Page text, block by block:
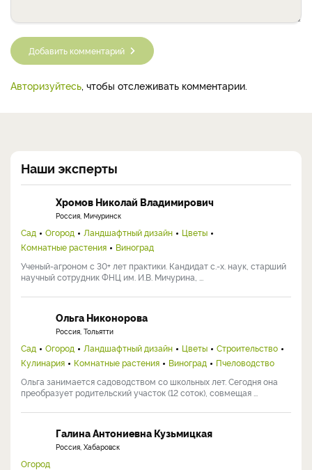
Добавить комментарий
Авторизуйтесь, чтобы отслеживать комментарии.
Наши эксперты
Хромов Николай Владимирович
Россия, Мичуринск
Сад Огород Ландшафтный дизайн
Цветы
Комнатные растения
Виноград
Ученый-агроном с 30+ лет практики. Кандидат с.-х. наук, старший
научный сотрудник ФНЦ им. И.В. Мичурина, ...
Ольга Никонорова
Россия, Тольятти
Сад Огород Ландшафтный дизайн Цветы
Строительство
Кулинария
Комнатные растения Виноград
Пчеловодство
Ольга занимается садоводством со школьных лет. Сегодня она
преобразует родительский участок (12 соток), совмещая ...
Галина Антониевна Кузьмицкая
Россия, Хабаровск
Огород